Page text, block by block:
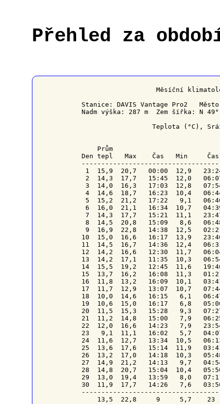
Přehled za
Měsíční
Stanice: DAVIS Vantage Pro2
Nadm výška: 287 m  Zem šířka: N
Teplota (°C),
Prům
Den tepl   Max    Čas   Min
1  15,9  20,7   00:00  12,9
2  14,3  17,7   15:45  12,0
3  14,0  16,3   17:03  12,8
4  14,6  18,7   16:23  10,4
5  15,2  21,2   17:22   9,1
6  16,0  21,1   16:34  10,7
7  14,3  17,7   15:21  11,1
8  14,5  20,8   15:09   8,6
9  16,9  22,8   14:38  12,5
10  15,0  16,6   16:17  13,9
11  14,5  16,7   14:36  12,4
12  14,2  16,6   12:30  11,7
13  14,2  17,1   11:35  10,3
14  15,5  19,2   12:45  11,6
15  13,7  16,2   16:08  11,3
16  11,8  13,2   16:09  10,1
17  11,7  12,9   13:07  10,7
18  10,0  14,6   16:15   6,1
19  10,6  15,0   16:17   6,8
20  11,5  15,3   15:28   9,3
21  11,2  14,8   15:00   7,9
22  12,0  16,6   14:23   7,9
23   9,1  11,1   16:02   5,7
24  11,6  12,7   13:34  10,5
25  13,6  17,6   15:14  11,9
26  13,2  17,0   14:18  10,3
27  14,9  21,2   14:13   9,7
28  14,8  20,7   15:04  10,4
29  13,0  19,4   13:59   8,0
30  11,9  17,7   14:26   7,6
13,5  22,8     9     5,7    23